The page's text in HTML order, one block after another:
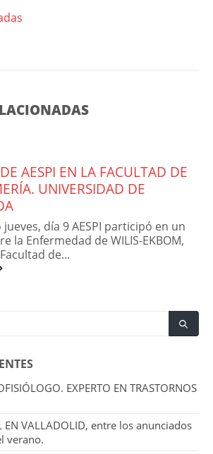
AESPI EN LA FACULTAD DE
UNIVERSIDAD DE
jueves, día 9 AESPI participó en un
la Enfermedad de WILIS-EKBOM,
de...
EXPERTO EN TRASTORNOS
EN VALLADOLID, entre los anunciados
verano.